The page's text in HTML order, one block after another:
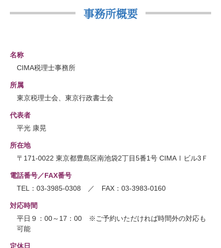
事務所概要
名称
CIMA税理士事務所
所属
東京税理士会、東京行政書士会
代表者
平光 康晃
所在地
〒171-0022 東京都豊島区南池袋2丁目5番1号 CIMAⅠビル3Ｆ
電話番号／FAX番号
TEL：03-3985-0308 ／ FAX：03-3983-0160
対応時間
平日９：00～17：00 ※ご予約いただければ時間外の対応も
可能
定休日